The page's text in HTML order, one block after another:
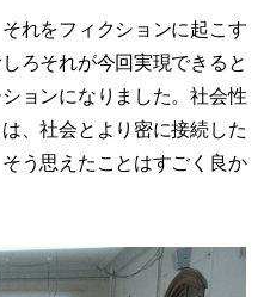
れをフィクションに起こす
ろそれが今回実現できると
ョンになりました。社会性
、社会とより密に接続した
う思えたことはすごく良か